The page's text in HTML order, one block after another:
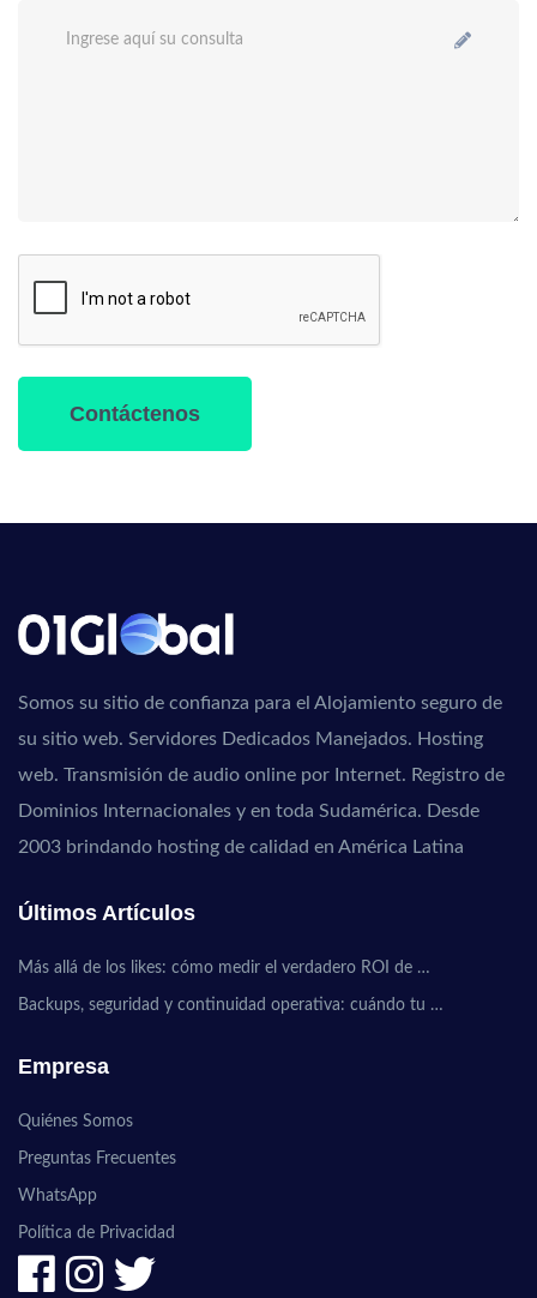
Contáctenos
Somos su sitio de confianza para el Alojamiento seguro de
su sitio web. Servidores Dedicados Manejados. Hosting
web. Transmisión de audio online por Internet. Registro de
Dominios Internacionales y en toda Sudamérica. Desde
2003 brindando hosting de calidad en América Latina
Últimos Artículos
Más allá de los likes: cómo medir el verdadero ROI de …
Backups, seguridad y continuidad operativa: cuándo tu …
Empresa
Quiénes Somos
Preguntas Frecuentes
WhatsApp
Política de Privacidad